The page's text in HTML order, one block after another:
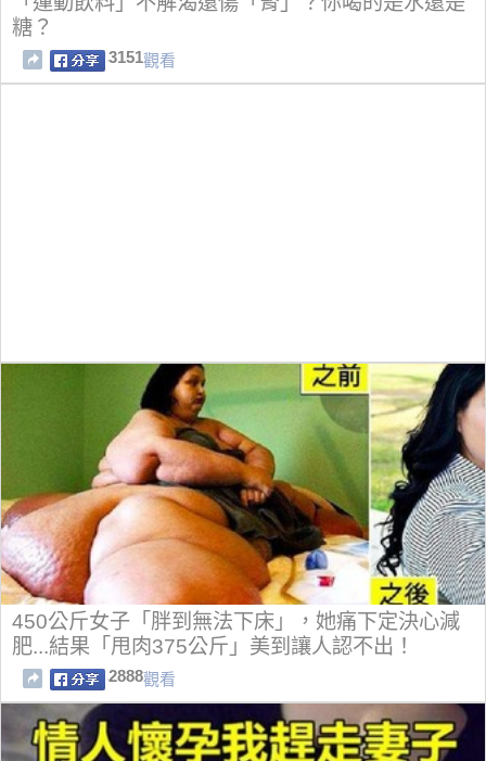
糖？
3151觀看
450公斤女子「胖到無法下床」，她痛下定決心減
肥...結果「甩肉375公斤」美到讓人認不出！
2888觀看